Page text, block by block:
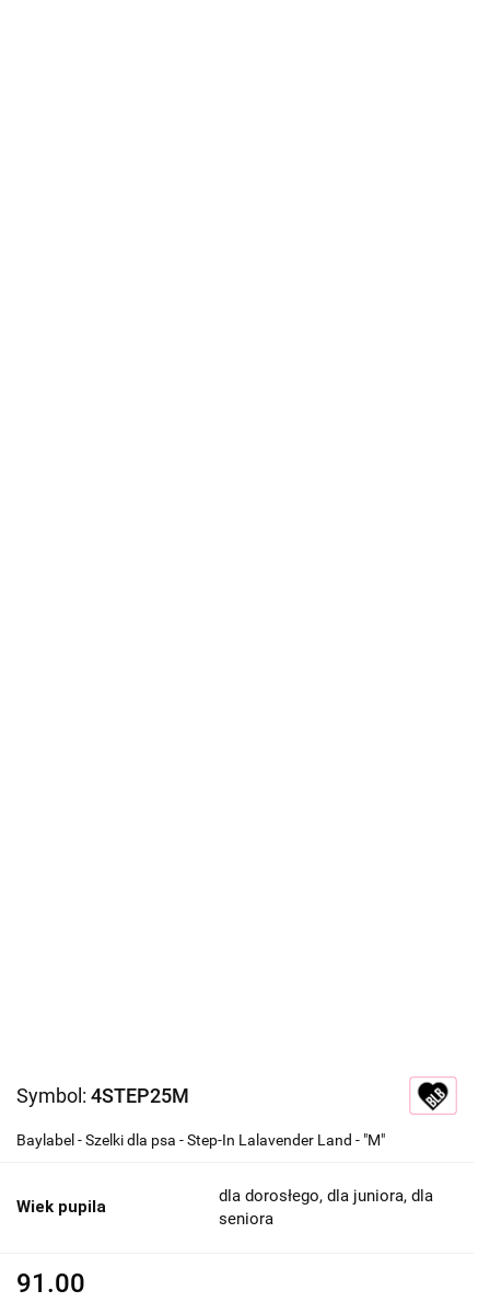
Symbol: 4STEP25M
Baylabel - Szelki dla psa - Step-In Lalavender Land - "M"
Wiek pupila
dla dorosłego, dla juniora, dla
seniora
91.00